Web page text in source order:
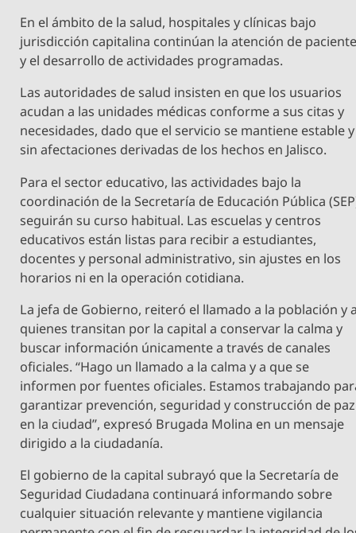
En el ámbito de la salud, hospitales y clínicas bajo
jurisdicción capitalina continúan la atención de
y el desarrollo de actividades programadas.
Las autoridades de salud insisten en que los usuarios
acudan a las unidades médicas conforme a sus citas y
necesidades, dado que el servicio se mantiene estable y
sin afectaciones derivadas de los hechos en Jalisco.
Para el sector educativo, las actividades bajo la
coordinación de la Secretaría de Educación Pública
seguirán su curso habitual. Las escuelas y centros
educativos están listas para recibir a estudiantes,
docentes y personal administrativo, sin ajustes en los
horarios ni en la operación cotidiana.
La jefa de Gobierno, reiteró el llamado a la población y
quienes transitan por la capital a conservar la calma y
buscar información únicamente a través de canales
oficiales. “Hago un llamado a la calma y a que se
informen por fuentes oficiales. Estamos trabajando
garantizar prevención, seguridad y construcción de paz
en la ciudad”, expresó Brugada Molina en un mensaje
dirigido a la ciudadanía.
El gobierno de la capital subrayó que la Secretaría de
Seguridad Ciudadana continuará informando sobre
cualquier situación relevante y mantiene vigilancia